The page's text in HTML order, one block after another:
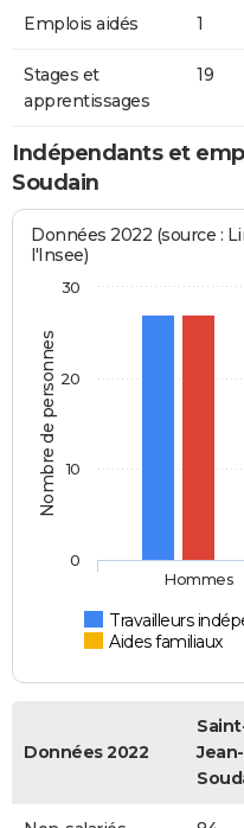
Emplois aidés 1
Stages et
apprentissages
19
Indépendants et
Soudain
Nombre de personnes
Données 2022 (source :
l'Insee)
Travailleurs
Aides familiaux
Hommes
0
10
20
30
Données 2022